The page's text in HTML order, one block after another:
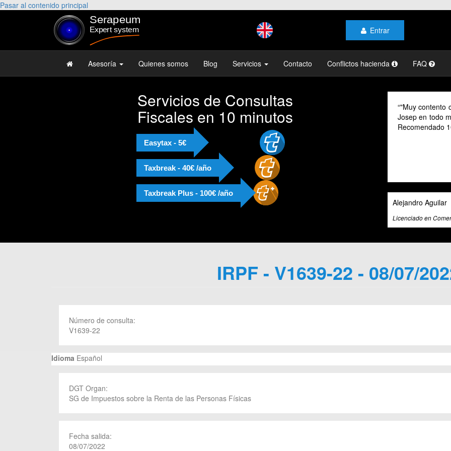
Pasar al contenido principal
Entrar
Asesoría Quienes somos Blog Servicios Contacto Conflictos hacienda FAQ
Servicios de Consultas
Fiscales en 10 minutos
Easytax - 5€
Taxbreak - 40€ /año
Taxbreak Plus - 100€ /año
As a digital
their advice
cannot speak
Ali Roghani
Artificial Intelligence
IRPF - V1639-22 - 08/07/
Número de consulta:
V1639-22
Idioma Español
DGT Organ:
SG de Impuestos sobre la Renta de las Personas Físicas
Fecha salida:
08/07/2022